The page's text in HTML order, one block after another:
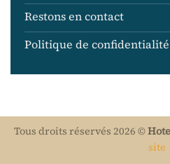
Restons en contact
Politique de confidentialité
Tous droits réservés 2026 ©
site